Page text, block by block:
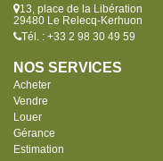
13, place de la Libération
29480 Le Relecq-Kerhuon
Tél. : +33 2 98 30 49 59
NOS SERVICES
Acheter
Vendre
Louer
Gérance
Estimation